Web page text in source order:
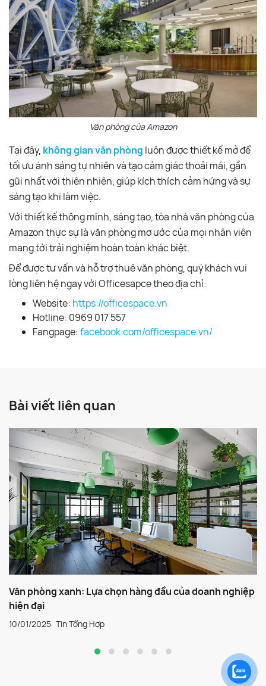
Văn phòng của Amazon
Tại đây, không gian văn phòng luôn được thiết kế mở để
tối ưu ánh sáng tự nhiên và tạo cảm giác thoải mái, gần
gũi nhất với thiên nhiên, giúp kích thích cảm hứng và sự
sáng tạo khi làm việc.
Với thiết kế thông minh, sáng tạo, tòa nhà văn phòng của
Amazon thực sự là văn phòng mơ ước của mọi nhân viên
mang tới trải nghiệm hoàn toàn khác biệt.
Để được tư vấn và hỗ trợ thuê văn phòng, quý khách vui
lòng liên hệ ngay với Officesapce theo địa chỉ:
Website: https://officespace.vn
Hotline: 0969 017 557
Fangpage:facebook.com/officespace.vn/
Bài viết liên quan
Văn phòng xanh: Lựa chọn hàng đầu của doanh nghiệp
hiện đại
10/01/2025 Tin Tổng Hợp